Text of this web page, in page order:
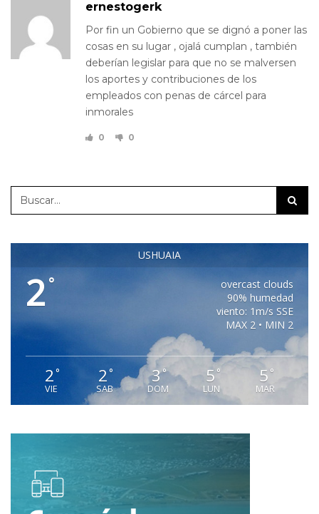
ernestogerk
Por fin un Gobierno que se dignó a poner las
cosas en su lugar , ojalá cumplan , también
deberían legislar para que no se malversen
los aportes y contribuciones de los
empleados con penas de cárcel para
inmorales
0 0
USHUAIA
2 °
overcast clouds
90% humedad
viento: 1m/s SSE
MAX 2 • MIN 2
2°
VIE
2 °
SAB
3°
DOM
5 °
LUN
5 °
MAR